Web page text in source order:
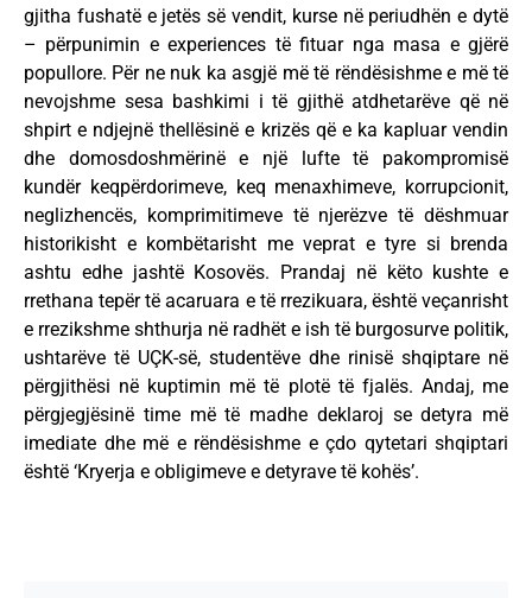
gjitha fushatë e jetës së vendit, kurse në periudhën e dytë
– përpunimin e experiences të fituar nga masa e gjërë
popullore. Për ne nuk ka asgjë më të rëndësishme e më të
nevojshme sesa bashkimi i të gjithë atdhetarëve që në
shpirt e ndjejnë thellësinë e krizës që e ka kapluar vendin
dhe domosdoshmërinë e një lufte të pakompromisë
kundër keqpërdorimeve, keq menaxhimeve, korrupcionit,
neglizhencës, komprimitimeve të njerëzve të dëshmuar
historikisht e kombëtarisht me veprat e tyre si brenda
ashtu edhe jashtë Kosovës. Prandaj në këto kushte e
rrethana tepër të acaruara e të rrezikuara, është veçanrisht
e rrezikshme shthurja në radhët e ish të burgosurve politik,
ushtarëve të UÇK-së, studentëve dhe rinisë shqiptare në
përgjithësi në kuptimin më të plotë të fjalës. Andaj, me
përgjegjësinë time më të madhe deklaroj se detyra më
imediate dhe më e rëndësishme e çdo qytetari shqiptari
është ‘Kryerja e obligimeve e detyrave të kohës’.